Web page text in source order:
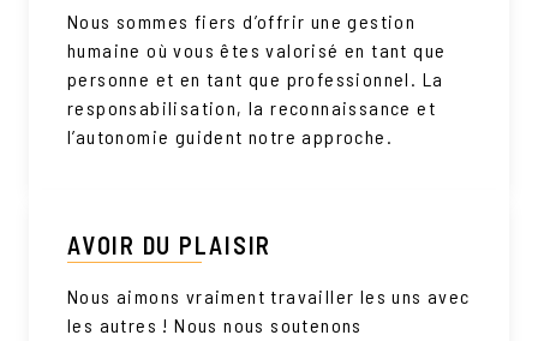
Nous sommes fiers d’offrir une gestion
humaine où vous êtes valorisé en tant que
personne et en tant que professionnel. La
responsabilisation, la reconnaissance et
l’autonomie guident notre approche.
AVOIR DU PLAISIR
Nous aimons vraiment travailler les uns avec
les autres ! Nous nous soutenons